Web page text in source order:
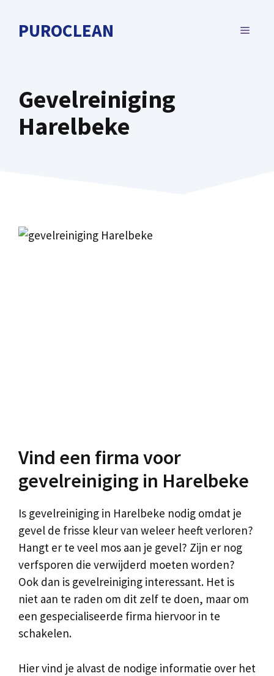
naarPUROCLEAN MENU
Gevelreiniging
Harelbeke
Vind een firma voor
gevelreiniging in Harelbeke
Is gevelreiniging in Harelbeke nodig omdat je
gevel de frisse kleur van weleer heeft verloren?
Hangt er te veel mos aan je gevel? Zijn er nog
verfsporen die verwijderd moeten worden?
Ook dan is gevelreiniging interessant. Het is
niet aan te raden om dit zelf te doen, maar om
een gespecialiseerde firma hiervoor in te
schakelen.
Hier vind je alvast de nodige informatie over het